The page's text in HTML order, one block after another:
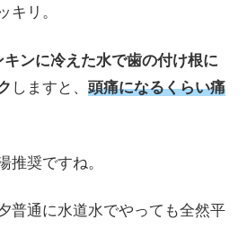
キリ。
キンに冷えた水で歯の付け根に
しますと、 頭痛になるくらい痛
推奨ですね。
普通に水道水でやっても全然平